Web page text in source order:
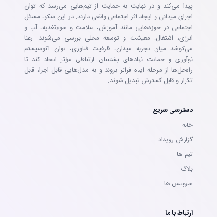
پیدا می‌کند و در نهایت به حمایت از تیم‌هایی می‌رسد که توان
اجرای میدانی و ایجاد اثر اجتماعی واقعی دارند. در این سکو، مسائل
اجتماعی در حوزه‌هایی مانند آموزش، سلامت و سوءتغذیه، آب و
انرژی، اشتغال، معیشت و توسعه محلی بررسی می‌شوند. رعنا
می‌کوشد میان تجربه میدان، ظرفیت فناوری، توان اکوسیستم
نوآوری و حمایت نهادهای پشتیبان ارتباطی مؤثر ایجاد کند تا
راه‌حل‌ها از مرحله ایده فراتر بروند و به مدل‌هایی قابل اجرا، قابل
تکرار و قابل گسترش تبدیل شوند.
دسترسی سریع
خانه
گزارش رویداد
تيم ها
بلاگ
سرويس ها
ارتباط با ما